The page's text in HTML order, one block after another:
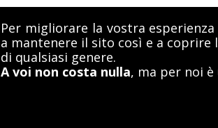
Per migliorare la vostra
a mantenere il sito così e a coprire
di qualsiasi genere.
A voi non costa nulla, ma per noi